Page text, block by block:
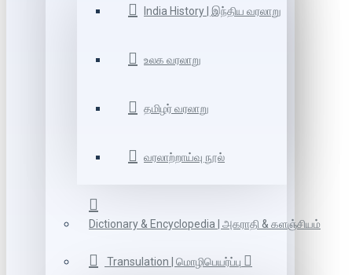
India History | இந்திய வரலாறு
உலக வரலாறு
தமிழர் வரலாறு
வரலாற்றாய்வு நூல்
Dictionary & Encyclopedia | அகராதி & களஞ்சியம்
Transulation | மொழிபெயர்ப்பு